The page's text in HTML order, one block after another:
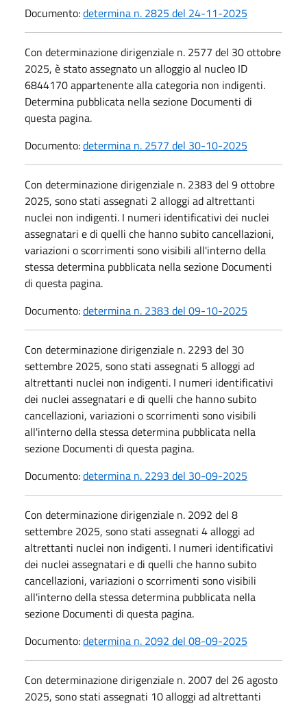
Documento:determina n. 2825 del 24-11-2025
Con determinazione dirigenziale n. 2577 del 30 ottobre
2025, è stato assegnato un alloggio al nucleo ID
6844170 appartenente alla categoria non indigenti.
Determina pubblicata nella sezione Documenti di
questa pagina.
Documento:determina n. 2577 del 30-10-2025
Con determinazione dirigenziale n. 2383 del 9 ottobre
2025, sono stati assegnati 2 alloggi ad altrettanti
nuclei non indigenti. I numeri identificativi dei nuclei
assegnatari e di quelli che hanno subito cancellazioni,
variazioni o scorrimenti sono visibili all'interno della
stessa determina pubblicata nella sezione Documenti
di questa pagina.
Documento:determina n. 2383 del 09-10-2025
Con determinazione dirigenziale n. 2293 del 30
settembre 2025, sono stati assegnati 5 alloggi ad
altrettanti nuclei non indigenti. I numeri identificativi
dei nuclei assegnatari e di quelli che hanno subito
cancellazioni, variazioni o scorrimenti sono visibili
all'interno della stessa determina pubblicata nella
sezione Documenti di questa pagina.
Documento:determina n. 2293 del 30-09-2025
Con determinazione dirigenziale n. 2092 del 8
settembre 2025, sono stati assegnati 4 alloggi ad
altrettanti nuclei non indigenti. I numeri identificativi
dei nuclei assegnatari e di quelli che hanno subito
cancellazioni, variazioni o scorrimenti sono visibili
all'interno della stessa determina pubblicata nella
sezione Documenti di questa pagina.
Documento:determina n. 2092 del 08-09-2025
Con determinazione dirigenziale n. 2007 del 26 agosto
2025, sono stati assegnati 10 alloggi ad altrettanti